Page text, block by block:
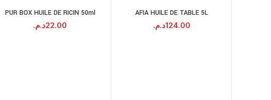
AJOUTER AU
PANIER
PUR BOX HUILE DE RICIN 50ml
22.00د.م.
AJOUTER AU
PANIER
AFIA HUILE DE TABLE 5L
124.00د.م.